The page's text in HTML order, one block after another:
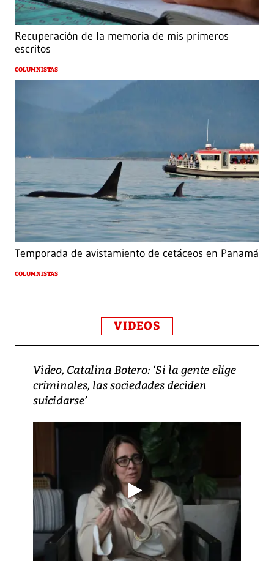
Recuperación de la memoria de mis primeros
escritos
COLUMNISTAS
Temporada de avistamiento de cetáceos en Panamá
COLUMNISTAS
VIDEOS
Video, Catalina Botero: ‘Si la gente elige
criminales, las sociedades deciden
suicidarse’